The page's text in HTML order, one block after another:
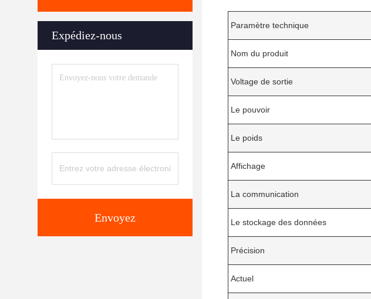
Expédiez-nous
Envoyez
Paramètre technique
Nom du produit
Voltage de sortie
Le pouvoir
Le poids
Affichage
La communication
Le stockage des données
Précision
Actuel